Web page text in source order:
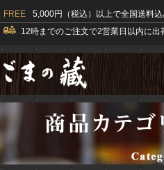
FREE 5,000円（税込）以上で全国送料
12時までのご注文で2営業日以内に出